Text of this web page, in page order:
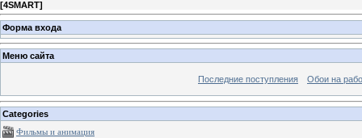
[4SMART]
Форма входа
Меню сайта
Последние поступления Обои на
Categories
Фильмы и анимация